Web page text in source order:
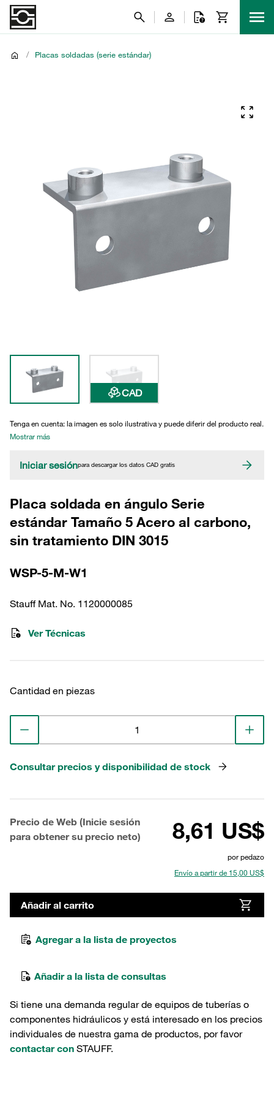
/ Placas soldadas (serie estándar)
CAD
Tenga en cuenta: la imagen es solo ilustrativa y puede diferir del producto real.
Mostrar más
Iniciar sesiónpara descargar los datos CAD gratis
Placa soldada en ángulo Serie
estándar Tamaño 5 Acero al carbono,
sin tratamiento DIN 3015
WSP-5-M-W1
Stauff Mat. No. 1120000085
Ver Técnicas
Cantidad en piezas
Consultar precios y disponibilidad de stock
Precio de Web (Inicie sesión
para obtener su precio neto)
8,61 US$
por pedazo
Envío a partir de 15,00 US$
Añadir al carrito
Agregar a la lista de proyectos
Añadir a la lista de consultas
Si tiene una demanda regular de equipos de tuberías o
componentes hidráulicos y está interesado en los precios
individuales de nuestra gama de productos, por favor
contactar con STAUFF.